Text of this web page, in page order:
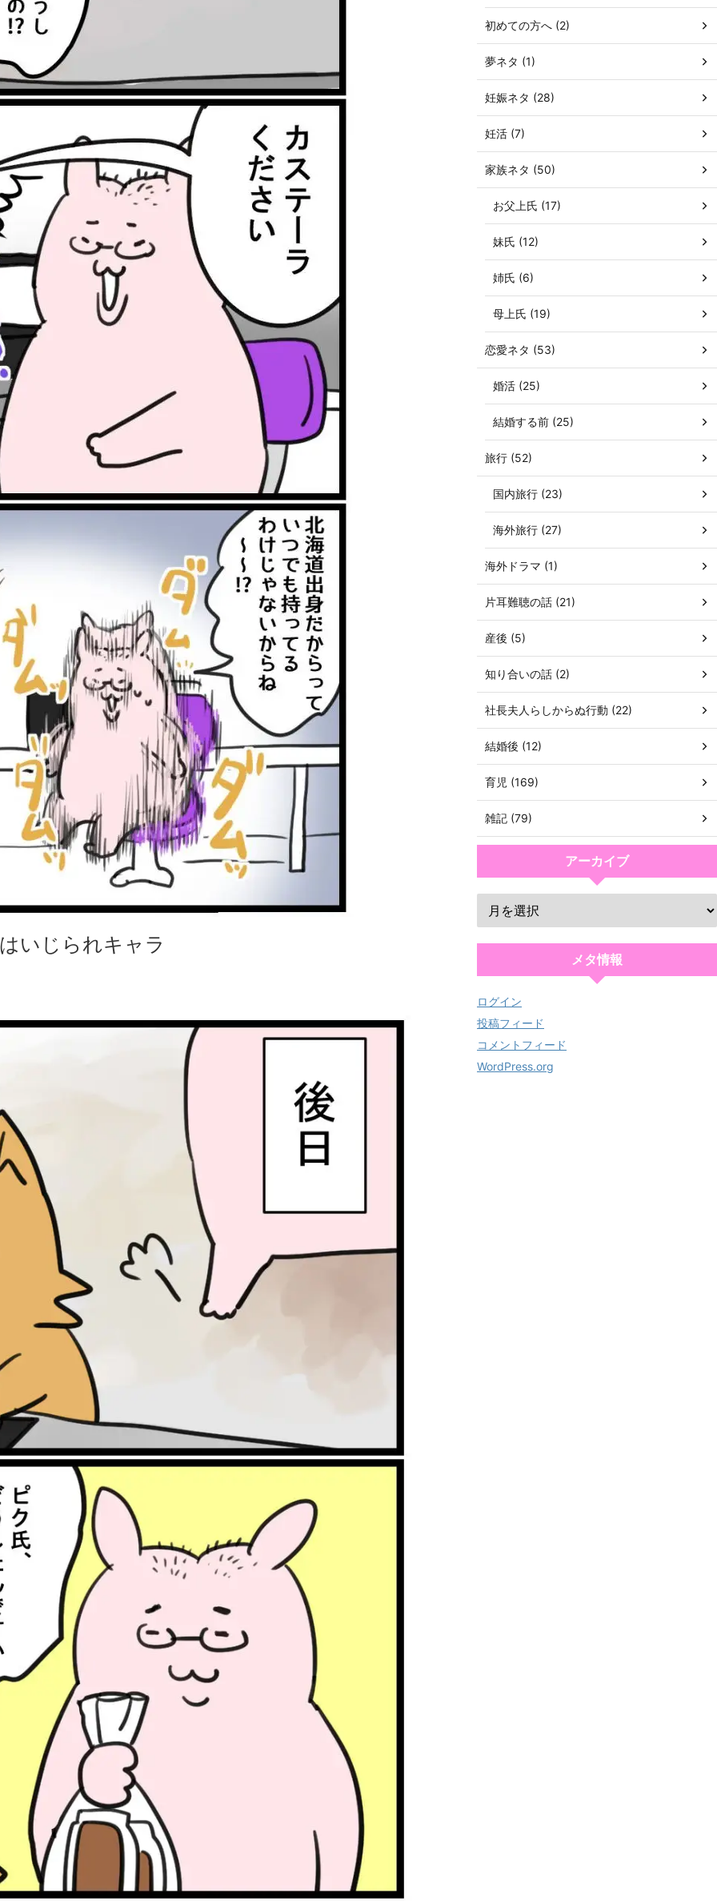
いじられキャラ
初めての方へ (2)
夢ネタ (1)
妊娠ネタ (28)
妊活 (7)
家族ネタ (50)
お父上氏 (17)
妹氏 (12)
姉氏 (6)
母上氏 (19)
恋愛ネタ (53)
婚活 (25)
結婚する前 (25)
旅行 (52)
国内旅行 (23)
海外旅行 (27)
海外ドラマ (1)
片耳難聴の話 (21)
産後 (5)
知り合いの話 (2)
社長夫人らしからぬ行動 (22)
結婚後 (12)
育児 (169)
雑記 (79)
アーカイブ
メタ情報
ログイン
投稿フィード
コメントフィード
WordPress.org